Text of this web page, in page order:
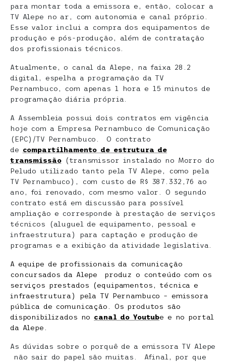
para montar toda a emissora e, então, colocar a
TV Alepe no ar, com autonomia e canal próprio.
Esse valor inclui a compra dos equipamentos de
produção e pós-produção, além de contratação
dos profissionais técnicos.
Atualmente, o canal da Alepe, na faixa 28.2
digital, espelha a programação da TV
Pernambuco, com apenas 1 hora e 15 minutos de
programação diária própria.
A Assembleia possui dois contratos em vigência
hoje com a Empresa Pernambuco de Comunicação
(EPC)/TV Pernambuco. O contrato
de compartilhamento de estrutura de
transmissão(transmissor instalado no Morro do
Peludo utilizado tanto pela TV Alepe, como pela
TV Pernambuco), com custo de R$ 387.332,76 ao
ano, foi renovado, com mesmo valor. O segundo
contrato está em discussão para possível
ampliação e corresponde à prestação de serviços
técnicos (aluguel de equipamento, pessoal e
infraestrutura) para captação e produção de
programas e a exibição da atividade legislativa.
A equipe de profissionais da comunicação
concursados da Alepe produz o conteúdo com os
serviços prestados (equipamentos, técnica e
infraestrutura) pela TV Pernambuco – emissora
pública de comunicação. Os produtos são
disponibilizados no canal do Youtube e no portal
da Alepe.
As dúvidas sobre o porquê de a emissora TV Alepe
não sair do papel são muitas. Afinal, por que